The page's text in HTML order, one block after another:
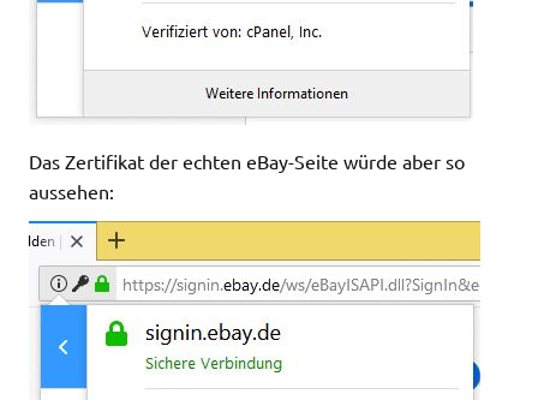
Das Zertifikat der echten eBay-Seite würde aber so
aussehen: